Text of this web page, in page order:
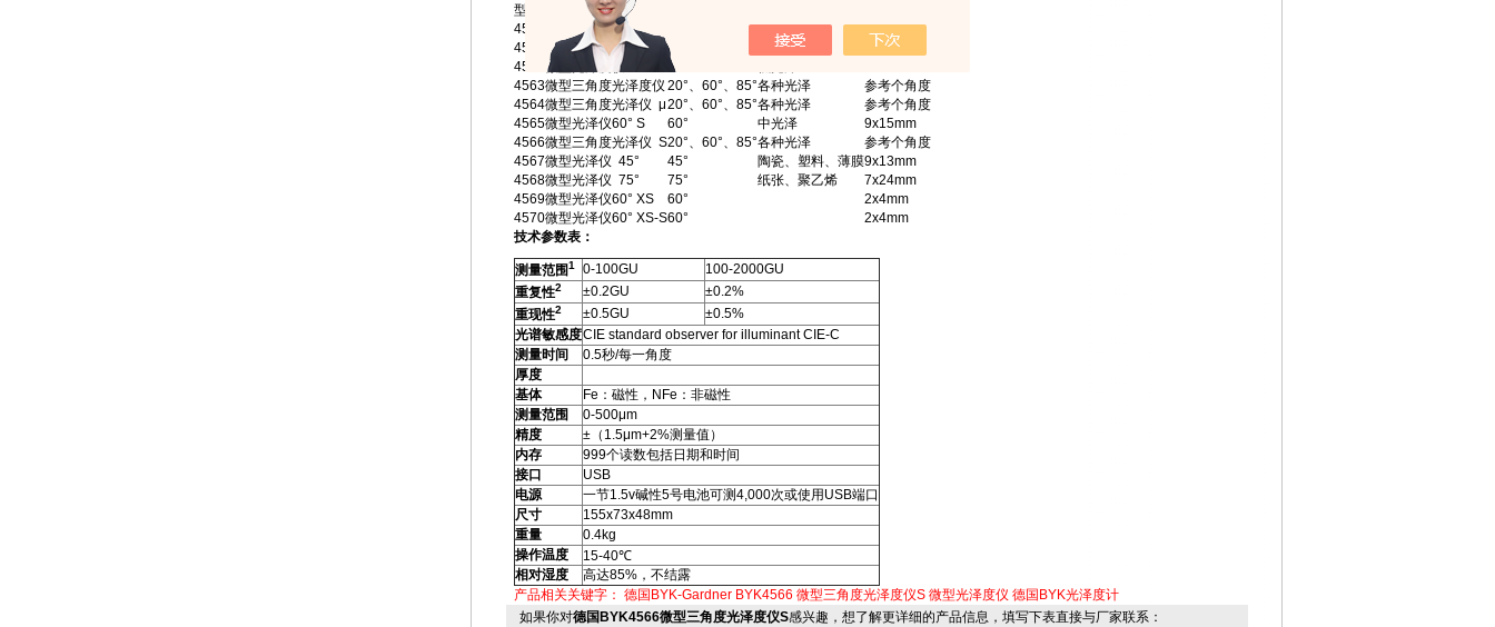
型号
4560
微型光泽度仪20° 高光泽
10x10mm
4561
微型光泽度仪60° 60° 中光泽
9x15mm
4562
微型光泽度仪85° 85°
4563微型三角度光泽度仪 20°、60°、85°各种光泽
参考个角度
4564微型三角度光泽仪 μ20°、60°、85°各种光泽
参考个角度
4565微型光泽仪60° S 60° 中光泽
9x15mm
4566微型三角度光泽仪 S20°、60°、85°各种光泽
参考个角度
4567微型光泽仪 45° 45° 陶瓷、塑料、薄膜9x13mm
4568微型光泽仪 75° 75° 纸张、聚乙烯
7x24mm
4569微型光泽仪60° XS 60°
2x4mm
4570微型光泽仪60° XS-S60°
2x4mm
技术参数表：
测量范围1 0-100GU
100-2000GU
重复性2 ±0.2GU
±0.2%
重现性2 ±0.5GU
±0.5%
光谱敏感度CIE standard observer for illuminant CIE-C
测量时间
0.5秒/每一角度
厚度
基体
Fe：磁性，NFe：非磁性
测量范围
0-500μm
精度
±（1.5μm+2%测量值）
内存
999个读数包括日期和时间
接口
USB
电源
一节1.5v碱性5号电池可测4,000次或使用USB端口
尺寸
155x73x48mm
重量
0.4kg
操作温度
15-40℃
相对湿度
高达85%，不结露
产品相关关键字： 德国BYK-Gardner BYK4566 微型三角度光泽度仪S 微型光泽度仪 德国BYK光泽度计
如果你对德国BYK4566微型三角度光泽度仪S感兴趣，想了解更详细的产品信息，填写下表直接与厂家联系：